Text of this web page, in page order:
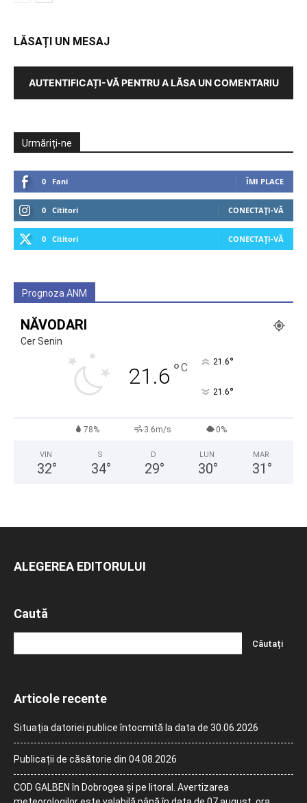
LĂSAȚI UN MESAJ
AUTENTIFICAȚI-VĂ PENTRU A LĂSA UN COMENTARIU
Urmăriți-ne
0 Fani ÎMI PLACE
0 Cititori CONECTAȚI-VĂ
0 Cititori CONECTAȚI-VĂ
Prognoza ANM
NĂVODARI
Cer Senin
21.6 °C 21.6°
21.6°
78% 3.6m/s 0%
VIN
32°
S
34°
D
29°
LUN
30°
MAR
31 °
ALEGEREA EDITORULUI
Caută
Articole recente
Situația datoriei publice întocmită la data de 30.06.2026
Publicații de căsătorie din 04.08.2026
COD GALBEN în Dobrogea și pe litoral. Avertizarea